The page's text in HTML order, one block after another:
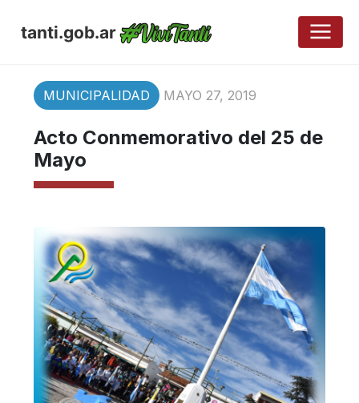
tanti.gob.ar
MUNICIPALIDAD MAYO 27, 2019
Acto Conmemorativo del 25 de
Mayo